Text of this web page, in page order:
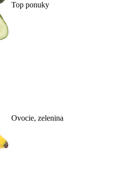
Top ponuky
Ovocie, zelenina